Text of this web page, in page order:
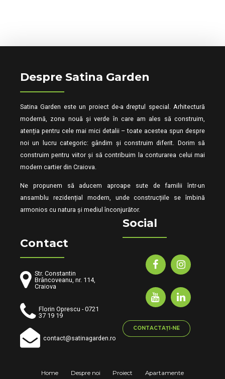
Despre Satina Garden
Satina Garden este un proiect de-a dreptul special. Arhitectură
modernă, zona nouă și verde în care am ales să construim,
atenția pentru cele mai mici detalii – toate acestea spun despre
noi un lucru categoric: gândim și construim diferit. Dorim să
construim pentru viitor și să contribuim la conturarea celui mai
modern cartier din Craiova.
Ne propunem să aducem aproape sute de familii într-un
ansamblu rezidențial modern, unde construcțiile se îmbină
armonios cu natura și mediul înconjurător.
Contact
Str. Constantin
Brâncoveanu, nr. 114,
Craiova
Florin Oprescu - 0721
37 19 19
contact@satinagarden.ro
Social
CONTACTAȚI-NE
Home Despre noi Proiect Apartamente